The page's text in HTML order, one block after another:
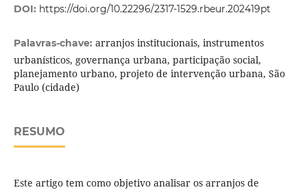
DOI: https://doi.org/10.22296/2317-1529.rbeur.202419pt
Palavras-chave: arranjos institucionais, instrumentos
urbanísticos, governança urbana, participação social,
planejamento urbano, projeto de intervenção urbana, São
Paulo (cidade)
RESUMO
Este artigo tem como objetivo analisar os arranjos de